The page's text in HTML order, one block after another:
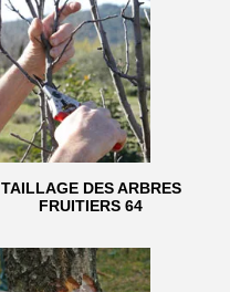
TAILLAGE DES ARBRES
FRUITIERS 64